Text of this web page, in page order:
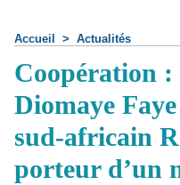
Accueil > Actualités
Coopération :
Diomaye
sud-africain
porteur d’un